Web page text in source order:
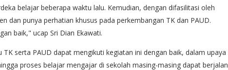
belajar beberapa waktu lalu. Kemudian, dengan difasilitasi oleh
dan punya perhatian khusus pada perkembangan TK dan PAUD.
baik," ucap Sri Dian Ekawati.
serta PAUD dapat mengikuti kegiatan ini dengan baik, dalam upaya
proses belajar mengajar di sekolah masing-masing dapat berjalan